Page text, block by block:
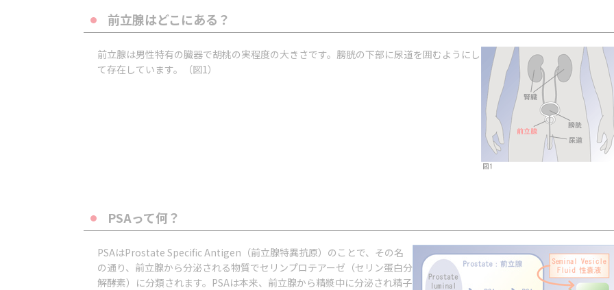
前立腺はどこにある？
前立腺は男性特有の臓器で胡桃の実程度の大きさです。膀胱の下部に尿道を囲むようにし
て存在しています。（図1）
PSAって何？
PSAはProstate Specific Antigen（前立腺特異抗原）のことで、その名
の通り、前立腺から分泌される物質でセリンプロテアーゼ（セリン蛋白分
解酵素）に分類されます。PSAは本来、前立腺から精漿中に分泌され精子